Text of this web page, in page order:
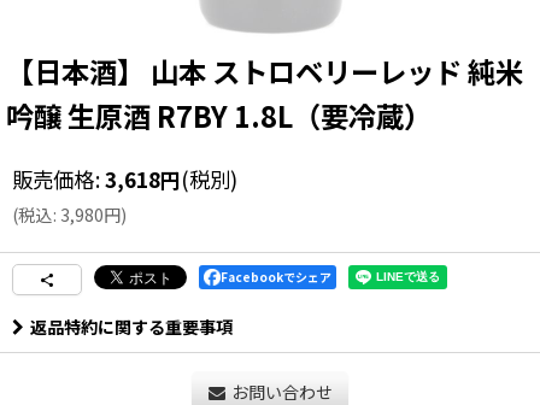
【日本酒】 山本 ストロベリーレッド 純米
吟醸 生原酒 R7BY 1.8L（要冷蔵）
販売価格:3,618円(税別)
(税込: 3,980円)
Facebookでシェア
返品特約に関する重要事項
お問い合わせ